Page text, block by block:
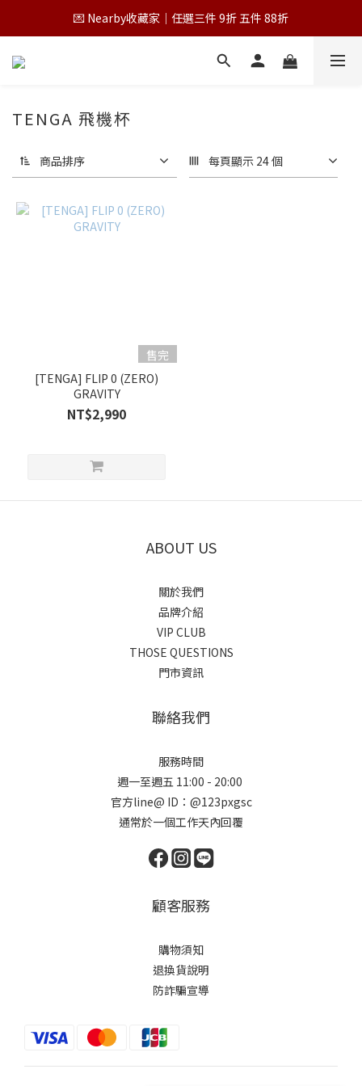
💌 Nearby收藏家｜任選三件 9折 五件 88折
💌 Nearby收藏家｜任選三件 9折 五件 88折
第一次跟 Nearby 一起過七夕｜任選三件 9折
💌 Nearby收藏家｜任選三件 9折 五件 88折
TENGA 飛機杯
商品排序 每頁顯示 24 個
售完
[TENGA] FLIP 0 (ZERO)
GRAVITY
NT$2,990
ABOUT US
關於我們
品牌介紹
VIP CLUB
THOSE QUESTIONS
門市資訊
聯絡我們
服務時間
週一至週五 11:00 - 20:00
官方line@ ID：@123pxgsc
通常於一個工作天內回覆
顧客服務
購物須知
退換貨說明
防詐騙宣導